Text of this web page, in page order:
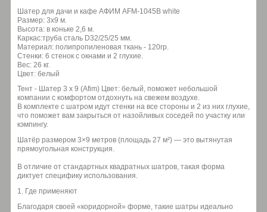
Шатер для дачи и кафе АФИМ AFM-1045B white
Размер: 3x9 м.
Высота: в коньке 2,6 м.
Каркас:труба сталь D32/25/25 мм.
Материал: полипропиленовая ткань - 120гр.
Стенки: 6 стенок с окнами и 2 глухие.
Вес: 26 кг.
Цвет: белый
Тент - Шатер 3 х 9 (Afim) Цвет: белый, поможет небольшой
компании с комфортом отдохнуть на свежем воздухе.
В комплекте с шатром идут стенки на все стороны и 2 из них глухие,
что поможет вам закрыться от назойливых соседей по участку или
кэмпингу.
Шатёр размером 3×9 метров (площадь 27 м²) — это вытянутая
прямоугольная конструкция.
В отличие от стандартных квадратных шатров, такая форма
диктует специфику использования.
1. Где применяют
Благодаря своей «коридорной» форме, такие шатры идеально